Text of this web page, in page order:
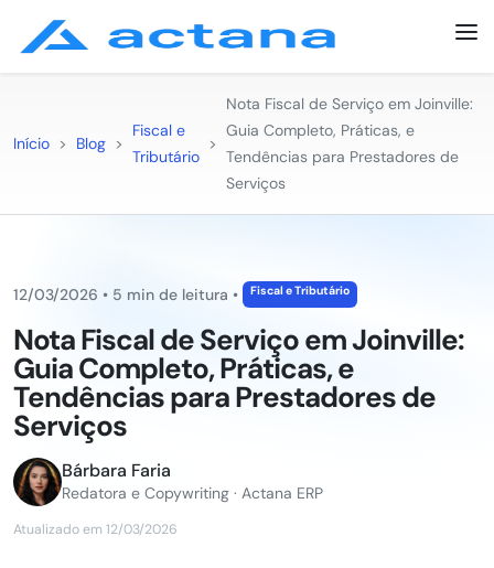
Início > Blog >
Fiscal e
Tributário
>
Nota Fiscal de Serviço em Joinville:
Guia Completo, Práticas, e
Tendências para Prestadores de
Serviços
12/03/2026 • 5 min de leitura • Fiscal e Tributário
Nota Fiscal de Serviço em Joinville:
Guia Completo, Práticas, e
Tendências para Prestadores de
Serviços
Bárbara Faria
Redatora e Copywriting · Actana ERP
Atualizado em 12/03/2026